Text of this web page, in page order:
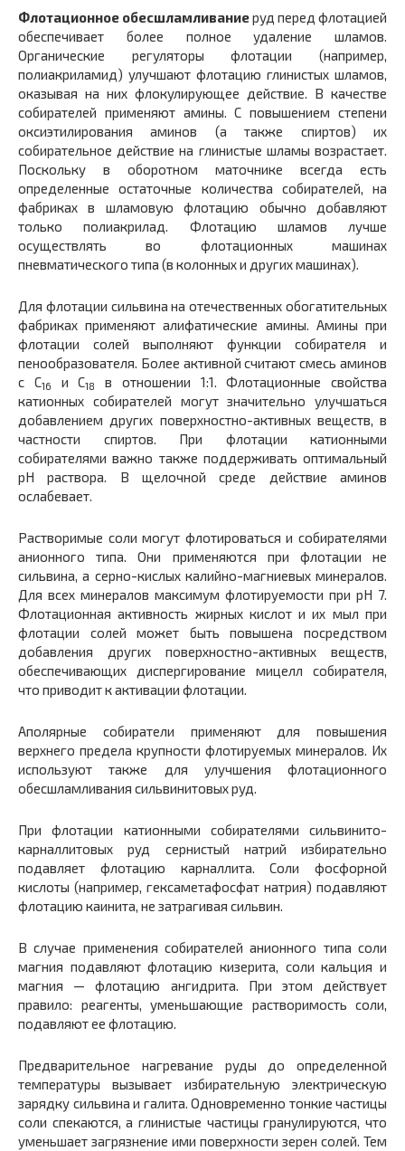
Флотационное обесшламливаниеруд перед флотацией
обеспечивает более полное удаление шламов.
Органические регуляторы флотации (например,
полиакриламид) улучшают флотацию глинистых шламов,
оказывая на них флокулирующее действие. В качестве
собирателей применяют амины. С повышением степени
оксиэтилирования аминов (а также спиртов) их
собирательное действие на глинистые шламы возрастает.
Поскольку в оборотном маточнике всегда есть
определенные остаточные количества собирателей, на
фабриках в шламовую флотацию обычно добавляют
только полиакрилад. Флотацию шламов лучше
осуществлять во флотационных машинах
пневматического типа (в колонных и других машинах).
Для флотации сильвина на отечественных обогатительных
фабриках применяют алифатические амины. Амины при
флотации солей выполняют функции собирателя и
пенообразователя. Более активной считают смесь аминов
с С16 и С18
в отношении 1:1. Флотационные свойства
катионных собирателей могут значительно улучшаться
добавлением других поверхностно-активных веществ, в
частности спиртов. При флотации катионными
собирателями важно также поддерживать оптимальный
pH раствора. В щелочной среде действие аминов
ослабевает.
Растворимые соли могут флотироваться и собирателями
анионного типа. Они применяются при флотации не
сильвина, а серно-кислых калийно-магниевых минералов.
Для всех минералов максимум флотируемости при pH 7.
Флотационная активность жирных кислот и их мыл при
флотации солей может быть повышена посредством
добавления других поверхностно-активных веществ,
обеспечивающих диспергирование мицелл собирателя,
что приводит к активации флотации.
Аполярные собиратели применяют для повышения
верхнего предела крупности флотируемых минералов. Их
используют также для улучшения флотационного
обесшламливания сильвинитовых руд.
При флотации катионными собирателями сильвинито-
карналлитовых руд сернистый натрий избирательно
подавляет флотацию карналлита. Соли фосфорной
кислоты (например, гексаметафосфат натрия) подавляют
флотацию каинита, не затрагивая сильвин.
В случае применения собирателей анионного типа соли
магния подавляют флотацию кизерита, соли кальция и
магния — флотацию ангидрита. При этом действует
правило: реагенты, уменьшающие растворимость соли,
подавляют ее флотацию.
Предварительное нагревание руды до определенной
температуры вызывает избирательную электрическую
зарядку сильвина и галита. Одновременно тонкие частицы
соли спекаются, а глинистые частицы гранулируются, что
уменьшает загрязнение ими поверхности зерен солей. Тем